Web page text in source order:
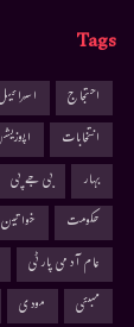
Tags
احتجاج
انتخابات
بہار
بی جے پی
حکومت
خواتین
عام آدمی پارٹی
ممبئی
مودی